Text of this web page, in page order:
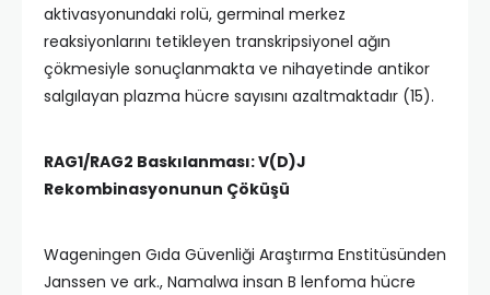
aktivasyonundaki rolü, germinal merkez
reaksiyonlarını tetikleyen transkripsiyonel ağın
çökmesiyle sonuçlanmakta ve nihayetinde antikor
salgılayan plazma hücre sayısını azaltmaktadır (15).
RAG1/RAG2 Baskılanması: V(D)J
Rekombinasyonunun Çöküşü
Wageningen Gıda Güvenliği Araştırma Enstitüsünden
Janssen ve ark., Namalwa insan B lenfoma hücre